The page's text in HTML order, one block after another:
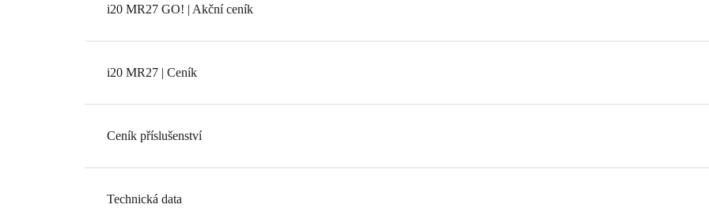
i20 MR27 GO! | Akční ceník
i20 MR27 | Ceník
Ceník příslušenství
Technická data